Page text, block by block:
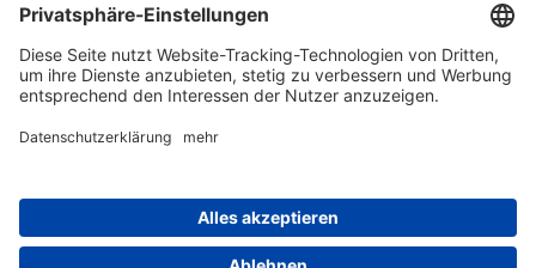
Datenschutzerklärung
Bestellung widerrufen
Mein konto
Zahlungsmöglichkeiten